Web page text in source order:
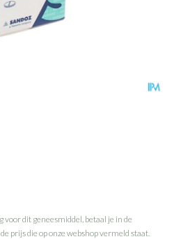
dit geneesmiddel, betaal je in de
prijs die op onze webshop vermeld staat.